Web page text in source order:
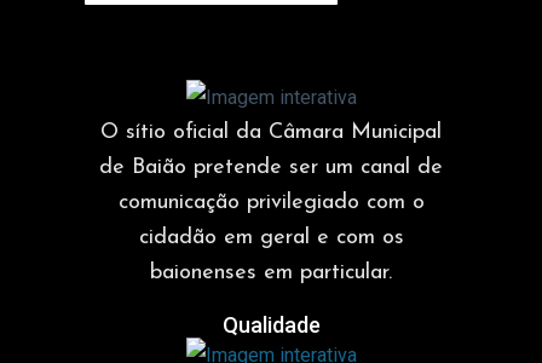
O sítio oficial da Câmara Municipal
de Baião pretende ser um canal de
comunicação privilegiado com o
cidadão em geral e com os
baionenses em particular.
Qualidade